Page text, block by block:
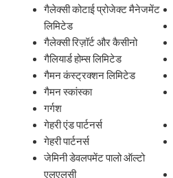
गैलेक्सी कोटाई प्रोजेक्ट मैनेजमेंट
लिमिटेड
गैलेक्सी रिज़ॉर्ट और कैसीनो
गैलियार्ड होम्स लिमिटेड
गैमन कंस्ट्रक्शन लिमिटेड
गैमन स्कांस्का
गर्गश
गेहरी एंड पार्टनर्स
गेहरी पार्टनर्स
जेमिनी डेवलपमेंट पालो ऑल्टो
एलएलसी